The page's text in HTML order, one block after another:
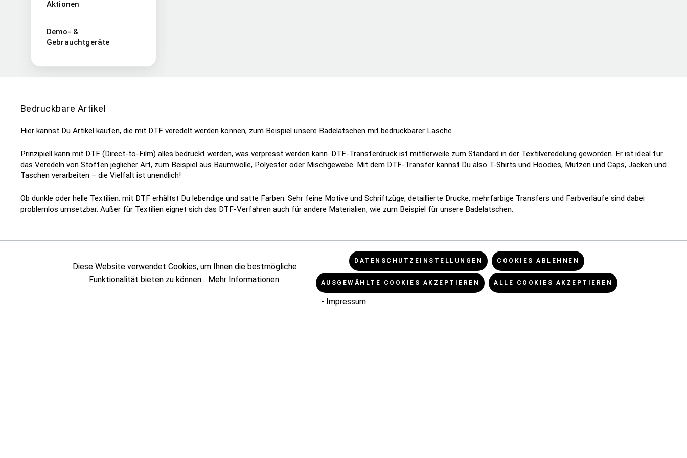
Aktionen
Demo- &
Gebrauchtgeräte
Bedruckbare Artikel
Hier kannst Du Artikel kaufen, die mit DTF veredelt werden können, zum Beispiel unsere Badelatschen mit bedruckbarer Lasche.
Prinzipiell kann mit DTF (Direct-to-Film) alles bedruckt werden, was verpresst werden kann. DTF-Transferdruck ist mittlerweile zum Standard in der Textilveredelung geworden. Er ist ideal für
das Veredeln von Stoffen jeglicher Art, zum Beispiel aus Baumwolle, Polyester oder Mischgewebe. Mit dem DTF-Transfer kannst Du also T-Shirts und Hoodies, Mützen und Caps, Jacken und
Taschen verarbeiten – die Vielfalt ist unendlich!
Ob dunkle oder helle Textilien: mit DTF erhältst Du lebendige und satte Farben. Sehr feine Motive und Schriftzüge, detaillierte Drucke, mehrfarbige Transfers und Farbverläufe sind dabei
problemlos umsetzbar. Außer für Textilien eignet sich das DTF-Verfahren auch für andere Materialien, wie zum Beispiel für unsere Badelatschen.
Diese Website verwendet Cookies, um Ihnen die bestmögliche
Funktionalität bieten zu können... Mehr Informationen.
DATENSCHUTZEINSTELLUNGEN COOKIES ABLEHNEN
AUSGEWÄHLTE COOKIES AKZEPTIEREN ALLE COOKIES AKZEPTIEREN
- Impressum